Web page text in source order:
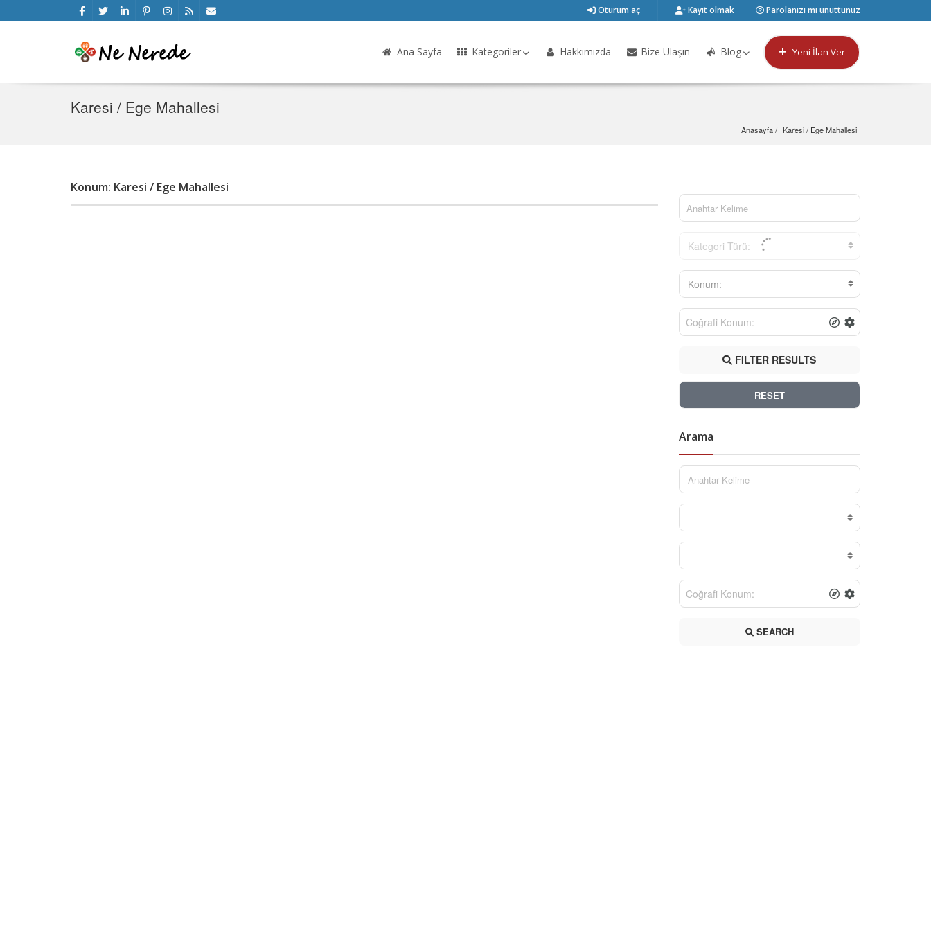
Oturum aç Kayıt olmak Parolanızı mı unuttunuz
Ana Sayfa Kategoriler Hakkımızda Bize Ulaşın Blog Yeni İlan Ver
Karesi / Ege Mahallesi
Anasayfa Karesi / Ege Mahallesi
Konum: Karesi / Ege Mahallesi
Kategori Türü:
Konum:
FILTER RESULTS
RESET
Arama
SEARCH